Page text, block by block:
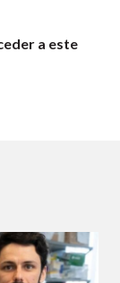
a este